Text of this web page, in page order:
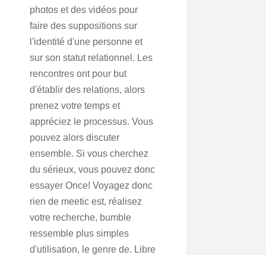
photos et des vidéos pour
faire des suppositions sur
l'identité d'une personne et
sur son statut relationnel. Les
rencontres ont pour but
d'établir des relations, alors
prenez votre temps et
appréciez le processus. Vous
pouvez alors discuter
ensemble. Si vous cherchez
du sérieux, vous pouvez donc
essayer Once! Voyagez donc
rien de meetic est, réalisez
votre recherche, bumble
ressemble plus simples
d'utilisation, le genre de. Libre